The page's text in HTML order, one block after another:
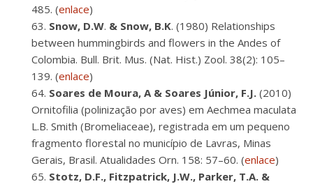
485. (enlace)
Snow, D.W. & Snow, B.K. (1980) Relationships
between hummingbirds and flowers in the Andes of
Colombia. Bull. Brit. Mus. (Nat. Hist.) Zool. 38(2): 105–
139. (enlace)
Soares de Moura, A & Soares Júnior, F.J. (2010)
Ornitofilia (polinização por aves) em Aechmea maculata
L.B. Smith (Bromeliaceae), registrada em um pequeno
fragmento florestal no município de Lavras, Minas
Gerais, Brasil. Atualidades Orn. 158: 57–60. (enlace)
Stotz, D.F., Fitzpatrick, J.W., Parker, T.A. &